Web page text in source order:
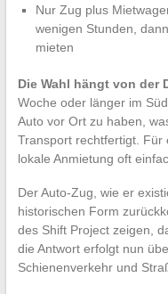
Nur Zug plus
wenigen Stunden,
mieten
Die Wahl hängt von der
Woche oder länger im
Auto vor Ort zu haben,
Transport rechtfertigt. Für
lokale Anmietung oft
Der Auto-Zug, wie er
historischen Form
des Shift Project zeigen,
die Antwort erfolgt nun
Schienenverkehr und